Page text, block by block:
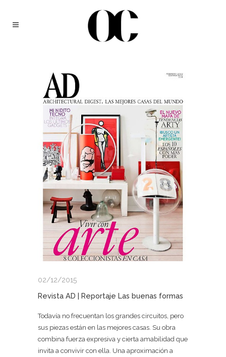
02/12/2015
Revista AD | Reportaje Las buenas formas
Todavía no frecuentan los grandes circuitos, pero
sus piezas están en las mejores casas. Su obra
combina fuerza expresiva y cierta amabilidad que
invita a convivir con ella. Una aproximación a